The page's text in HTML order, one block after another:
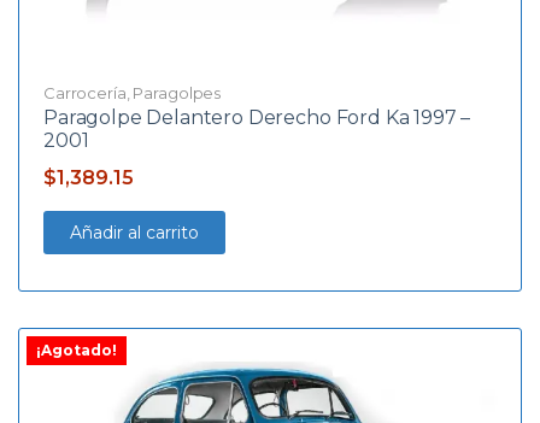
Carrocería Paragolpes
Paragolpe Delantero Derecho Ford Ka 1997 –
2001
$1,389.15
Añadir al carrito
¡Agotado!